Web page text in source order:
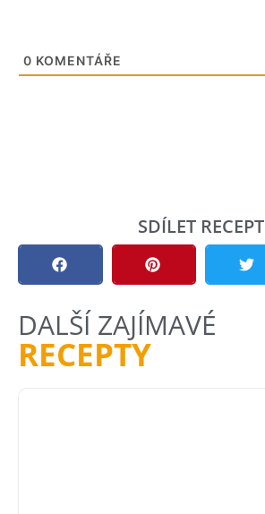
0 KOMENTÁŘE
SDÍLET RECEPT
DALŠÍ ZAJÍMAVÉ
RECEPTY